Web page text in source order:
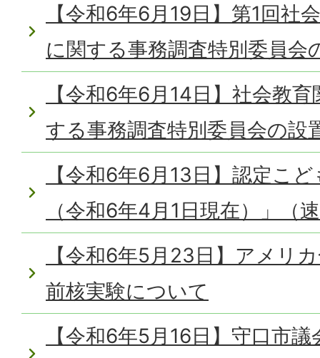
【令和6年6月19日】第1回社
に関する事務調査特別委員会
【令和6年6月14日】社会教
する事務調査特別委員会の設
【令和6年6月13日】認定こ
（令和6年4月1日現在）」（
【令和6年5月23日】アメリ
前核実験について
【令和6年5月16日】守口市